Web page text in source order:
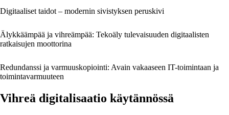
Digitaaliset taidot – modernin sivistyksen peruskivi
Älykkäämpää ja vihreämpää: Tekoäly tulevaisuuden digitaalisten
ratkaisujen moottorina
Redundanssi ja varmuuskopiointi: Avain vakaaseen IT-toimintaan ja
toimintavarmuuteen
Vihreä digitalisaatio käytännössä